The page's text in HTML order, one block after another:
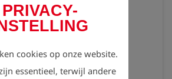
PRIVACY-
cookies op onze website.
essentieel, terwijl andere